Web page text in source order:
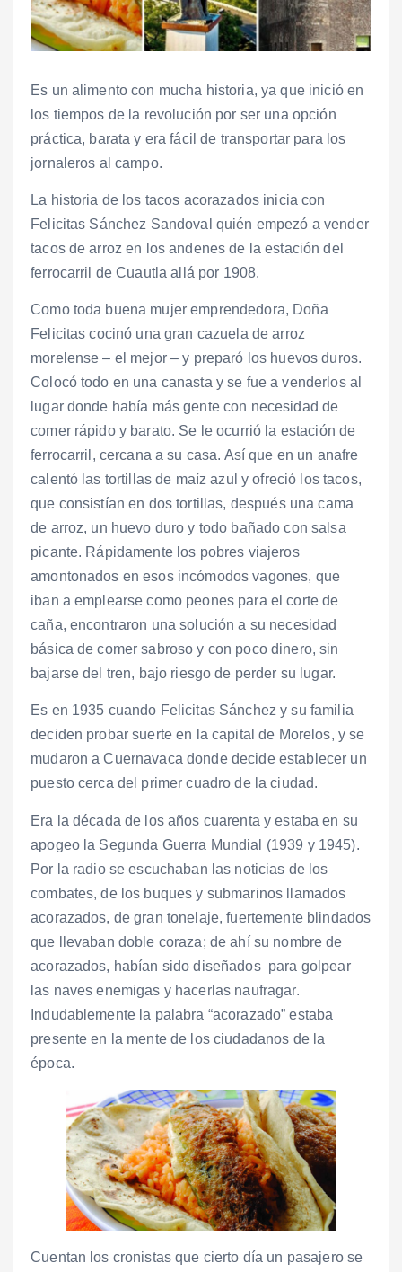
Es un alimento con mucha historia, ya que inició en
los tiempos de la revolución por ser una opción
práctica, barata y era fácil de transportar para los
jornaleros al campo.
La historia de los tacos acorazados inicia con
Felicitas Sánchez Sandoval quién empezó a vender
tacos de arroz en los andenes de la estación del
ferrocarril de Cuautla allá por 1908.
Como toda buena mujer emprendedora, Doña
Felicitas cocinó una gran cazuela de arroz
morelense – el mejor – y preparó los huevos duros.
Colocó todo en una canasta y se fue a venderlos al
lugar donde había más gente con necesidad de
comer rápido y barato. Se le ocurrió la estación de
ferrocarril, cercana a su casa. Así que en un anafre
calentó las tortillas de maíz azul y ofreció los tacos,
que consistían en dos tortillas, después una cama
de arroz, un huevo duro y todo bañado con salsa
picante. Rápidamente los pobres viajeros
amontonados en esos incómodos vagones, que
iban a emplearse como peones para el corte de
caña, encontraron una solución a su necesidad
básica de comer sabroso y con poco dinero, sin
bajarse del tren, bajo riesgo de perder su lugar.
Es en 1935 cuando Felicitas Sánchez y su familia
deciden probar suerte en la capital de Morelos, y se
mudaron a Cuernavaca donde decide establecer un
puesto cerca del primer cuadro de la ciudad.
Era la década de los años cuarenta y estaba en su
apogeo la Segunda Guerra Mundial (1939 y 1945).
Por la radio se escuchaban las noticias de los
combates, de los buques y submarinos llamados
acorazados, de gran tonelaje, fuertemente blindados
que llevaban doble coraza; de ahí su nombre de
acorazados, habían sido diseñados para golpear
las naves enemigas y hacerlas naufragar.
Indudablemente la palabra “acorazado” estaba
presente en la mente de los ciudadanos de la
época.
Cuentan los cronistas que cierto día un pasajero se